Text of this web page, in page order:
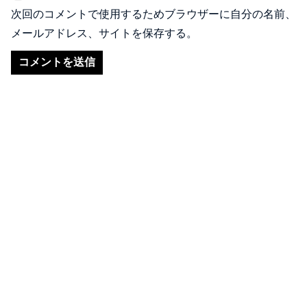
次回のコメントで使用するためブラウザーに自分の名前、
メールアドレス、サイトを保存する。